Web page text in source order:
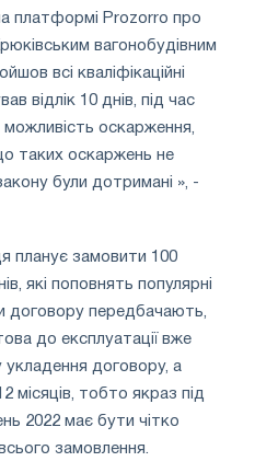
платформі Prozorro про
вагонобудівним
всі кваліфікаційні
відлік 10 днів, під час
оскарження,
таких оскаржень не
були дотримані », -
планує замовити 100
які поповнять популярні
договору передбачають,
до експлуатації вже
укладення договору, а
місяців, тобто якраз під
2022 має бути чітко
замовлення.